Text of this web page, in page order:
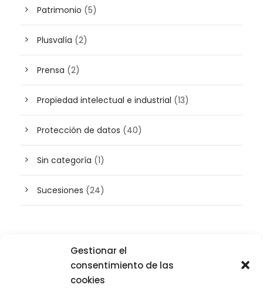
Gestionar el
consentimiento de las
cookies
Patrimonio (5)
Plusvalía (2)
Prensa (2)
Propiedad intelectual e industrial (13)
Protección de datos (40)
Sin categoría (1)
Sucesiones (24)
Buscador de artículos